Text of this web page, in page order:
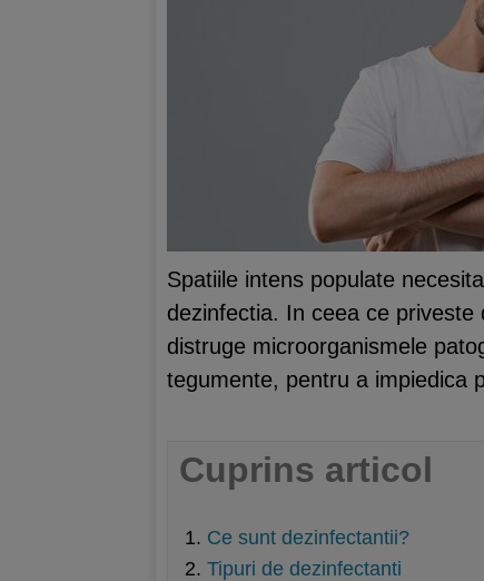
Spatiile intens populate
dezinfectia. In ceea ce
distruge microorganismele
tegumente, pentru a impiedica
Cuprins articol
Ce sunt dezinfectantii?
Tipuri de dezinfectanti